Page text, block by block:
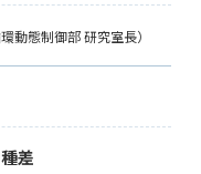
動態制御部 研究室長）
差